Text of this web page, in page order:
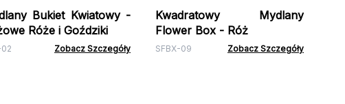
Bukiet Kwiatowy -
Róże i Goździki
Zobacz Szczegóły
Kwadratowy Mydlany
Flower Box - Róż
SFBX-09 Zobacz Szczegóły